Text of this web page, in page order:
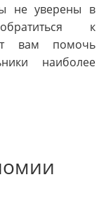
не уверены в
к
вам помочь
наиболее